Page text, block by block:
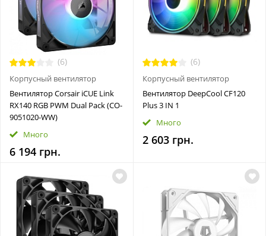
(6)
Корпусный вентилятор
Вентилятор Corsair iCUE Link
RX140 RGB PWM Dual Pack (CO-
9051020-WW)
Много
6 194 грн.
(6)
Корпусный вентилятор
Вентилятор DeepCool CF120
Plus 3 IN 1
Много
2 603 грн.